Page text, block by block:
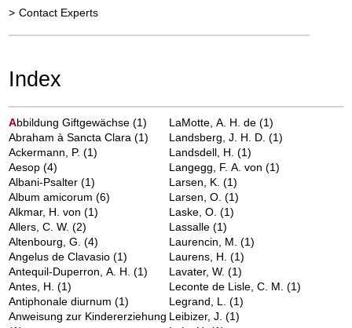
> Contact Experts
Index
Abbildung Giftgewächse(1)
Abraham à Sancta Clara(1)
Ackermann, P.(1)
Aesop(4)
Albani-Psalter(1)
Album amicorum(6)
Alkmar, H. von(1)
Allers, C. W.(2)
Altenbourg, G.(4)
Angelus de Clavasio(1)
Antequil-Duperron, A. H.(1)
Antes, H.(1)
Antiphonale diurnum(1)
Anweisung zur Kindererziehung
LaMotte, A. H. de(1)
Landsberg, J. H. D.(1)
Landsdell, H.(1)
Langegg, F. A. von(1)
Larsen, K.(1)
Larsen, O.(1)
Laske, O.(1)
Lassalle(1)
Laurencin, M.(1)
Laurens, H.(1)
Lavater, W.(1)
Leconte de Lisle, C. M.(1)
Legrand, L.(1)
Leibizer, J.(1)